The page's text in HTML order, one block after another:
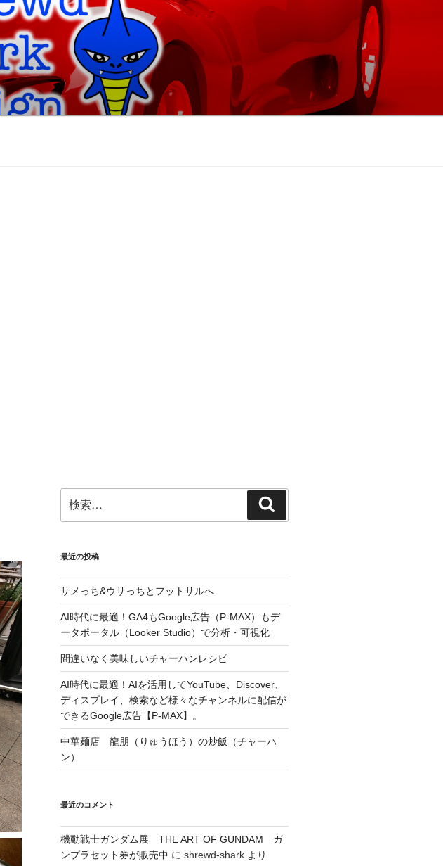
索:
索
最近の投稿
サメっち&ウサっちとフットサルへ
AI時代に最適！GA4もGoogle広告（P-MAX）もデ
ータポータル（Looker Studio）で分析・可視化
間違いなく美味しいチャーハンレシピ
AI時代に最適！AIを活用してYouTube、Discover、
ディスプレイ、検索など様々なチャンネルに配信が
できるGoogle広告【P-MAX】。
中華麺店 龍朋（りゅうほう）の炒飯（チャーハ
ン）
最近のコメント
機動戦士ガンダム展 THE ART OF GUNDAM ガ
ンプラセット券が販売中 に shrewd-sharkより